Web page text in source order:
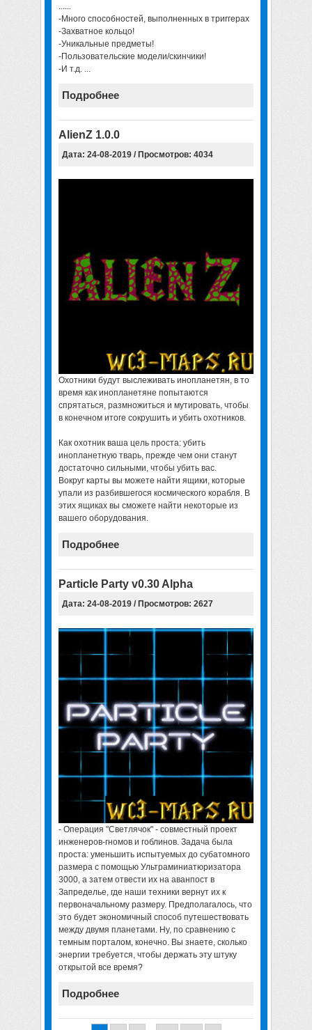
......
-Много способностей, выполненных в триггерах
-Захватное кольцо!
-Уникальные предметы!
-Пользовательские модели/скинчики!
-И т.д. ...
Подробнее
AlienZ 1.0.0
Дата: 24-08-2019 / Просмотров: 4034
Охотники будут выслеживать инопланетян, в то
время как инопланетяне попытаются
спрятаться, размножиться и мутировать, чтобы
в конечном итоге сокрушить и убить охотников.
Как охотник ваша цель проста: убить
инопланетную тварь, прежде чем они станут
достаточно сильными, чтобы убить вас.
Вокруг карты вы можете найти ящики, которые
упали из разбившегося космического корабля. В
этих ящиках вы сможете найти некоторые из
вашего оборудования.
Подробнее
Particle Party v0.30 Alpha
Дата: 24-08-2019 / Просмотров: 2627
- Операция "Светлячок" - совместный проект
инженеров-гномов и гоблинов. Задача была
проста: уменьшить испытуемых до субатомного
размера с помощью Ультраминиатюризатора
3000, а затем отвести их на аванпост в
Запределье, где наши техники вернут их к
первоначальному размеру. Предполагалось, что
это будет экономичный способ путешествовать
между двумя планетами. Ну, по сравнению с
темным порталом, конечно. Вы знаете, сколько
энергии требуется, чтобы держать эту штуку
открытой все время?
Подробнее